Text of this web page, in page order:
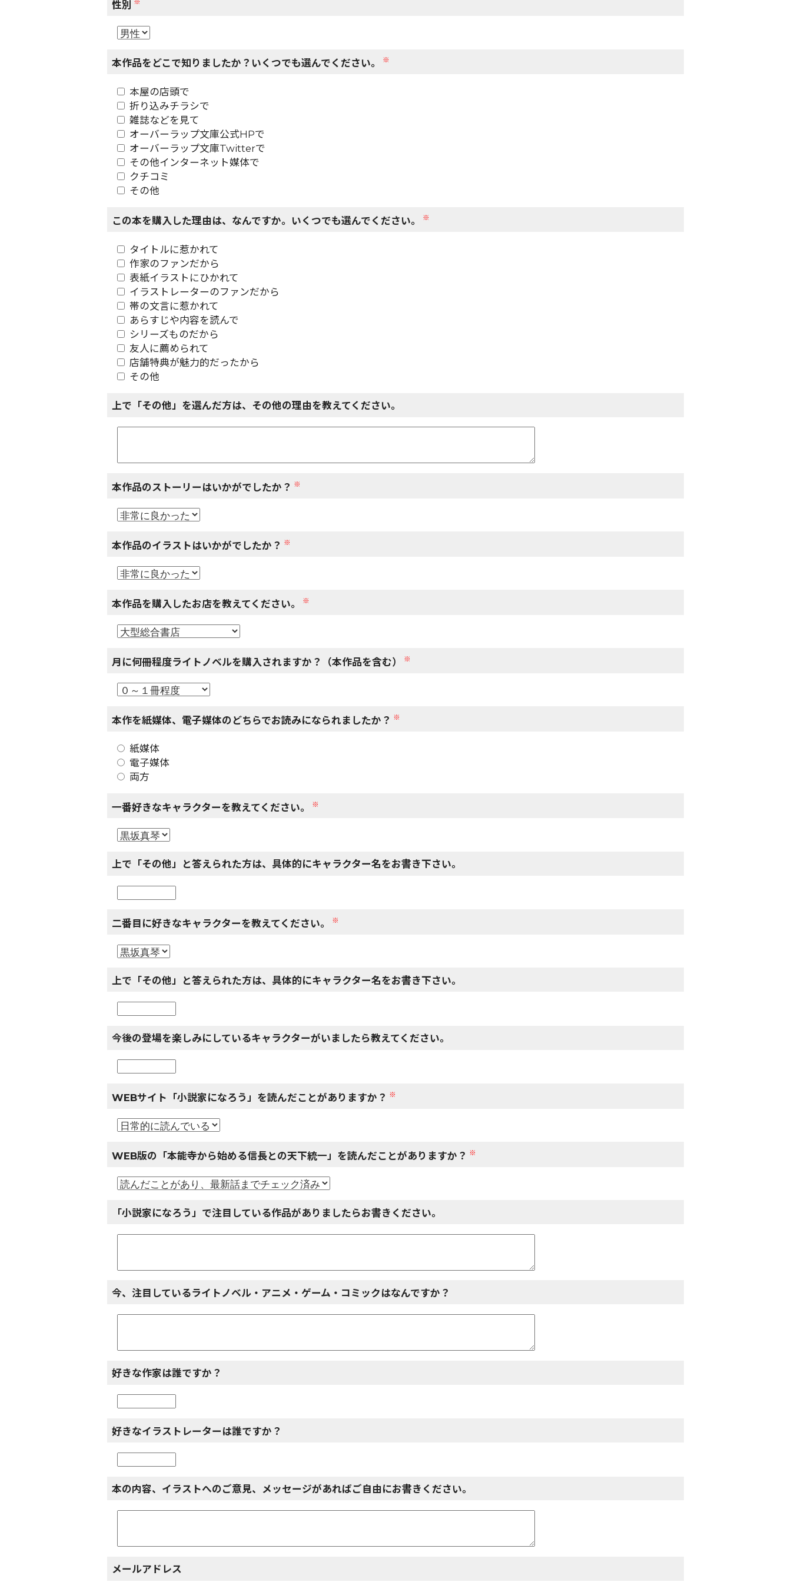
性別 ※
本作品をどこで知りましたか？いくつでも選んでください。 ※
本屋の店頭で
折り込みチラシで
雑誌などを見て
オーバーラップ文庫公式HPで
オーバーラップ文庫Twitterで
その他インターネット媒体で
クチコミ
その他
この本を購入した理由は、なんですか。いくつでも選んでください。 ※
タイトルに惹かれて
作家のファンだから
表紙イラストにひかれて
イラストレーターのファンだから
帯の文言に惹かれて
あらすじや内容を読んで
シリーズものだから
友人に薦められて
店舗特典が魅力的だったから
その他
上で「その他」を選んだ方は、その他の理由を教えてください。
本作品のストーリーはいかがでしたか？ ※
本作品のイラストはいかがでしたか？ ※
本作品を購入したお店を教えてください。 ※
月に何冊程度ライトノベルを購入されますか？（本作品を含む） ※
本作を紙媒体、電子媒体のどちらでお読みになられましたか？ ※
紙媒体
電子媒体
両方
一番好きなキャラクターを教えてください。 ※
上で「その他」と答えられた方は、具体的にキャラクター名をお書き下さい。
二番目に好きなキャラクターを教えてください。 ※
上で「その他」と答えられた方は、具体的にキャラクター名をお書き下さい。
今後の登場を楽しみにしているキャラクターがいましたら教えてください。
WEBサイト「小説家になろう」を読んだことがありますか？ ※
WEB版の「本能寺から始める信長との天下統一」を読んだことがありますか？ ※
「小説家になろう」で注目している作品がありましたらお書きください。
今、注目しているライトノベル・アニメ・ゲーム・コミックはなんですか？
好きな作家は誰ですか？
好きなイラストレーターは誰ですか？
本の内容、イラストへのご意見、メッセージがあればご自由にお書きください。
メールアドレス